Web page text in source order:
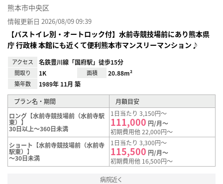
熊本市中央区
情報更新日 2026/08/09 09:39
【バストイレ別・オートロック付】水前寺競技場前にあり熊本県
庁 行政棟 本館にも近くて便利熊本市マンスリーマンション♪
アクセス 名鉄豊川線「国府駅」徒歩15分
間取り 1K 面積 20.88m²
築年数 1989年 11月 築
プラン名・期間
月額目安
ロング【水前寺競技場前（水前寺駅
東）】
30日以上～360日未満
1日当たり 3,150円～
111,000 円/月～
初期費用他 22,000円～
ショート【水前寺競技場前（水前寺
駅東）】
～30日未満
1日当たり 3,300円～
115,500 円/月～
初期費用他 16,500円～
病院近く